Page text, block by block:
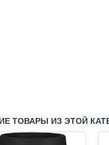
ТОВАРЫ ИЗ ЭТОЙ